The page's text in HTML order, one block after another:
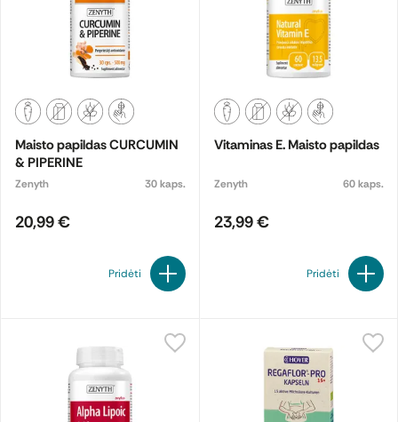
Maisto papildas CURCUMIN
& PIPERINE
Zenyth 30 kaps.
20,99 €
Pridėti
Vitaminas E. Maisto papildas
Zenyth 60 kaps.
23,99 €
Pridėti